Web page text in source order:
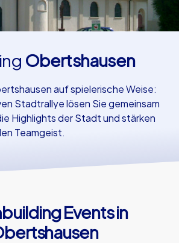
Obertshausen
auf spielerische Weise:
Stadtrallye lösen Sie gemeinsam
Highlights der Stadt und stärken
Teamgeist.
Events in